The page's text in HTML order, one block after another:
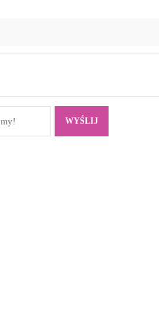
WYŚLIJ